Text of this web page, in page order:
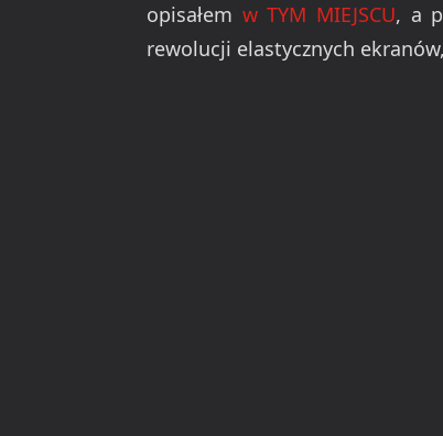
opisałem w TYM MIEJSCU, a
rewolucji elastycznych